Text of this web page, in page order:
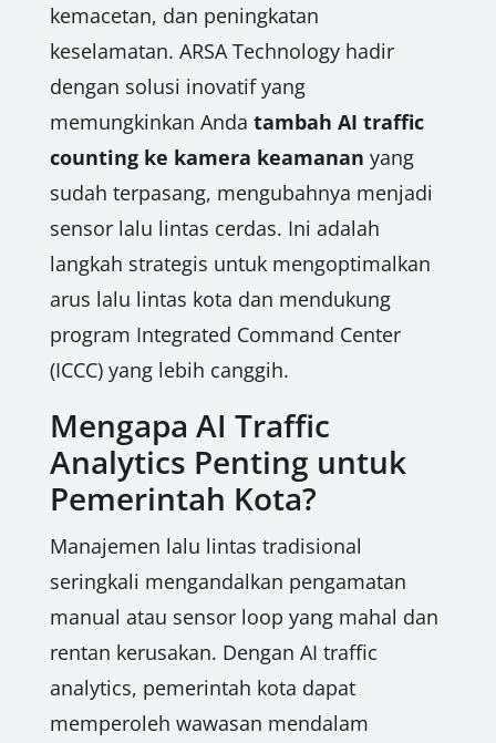
kemacetan, dan peningkatan
keselamatan. ARSA Technology hadir
dengan solusi inovatif yang
memungkinkan Anda tambah AI traffic
counting ke kamera keamanan yang
sudah terpasang, mengubahnya menjadi
sensor lalu lintas cerdas. Ini adalah
langkah strategis untuk mengoptimalkan
arus lalu lintas kota dan mendukung
program Integrated Command Center
(ICCC) yang lebih canggih.
Mengapa AI Traffic
Analytics Penting untuk
Pemerintah Kota?
Manajemen lalu lintas tradisional
seringkali mengandalkan pengamatan
manual atau sensor loop yang mahal dan
rentan kerusakan. Dengan AI traffic
analytics, pemerintah kota dapat
memperoleh wawasan mendalam